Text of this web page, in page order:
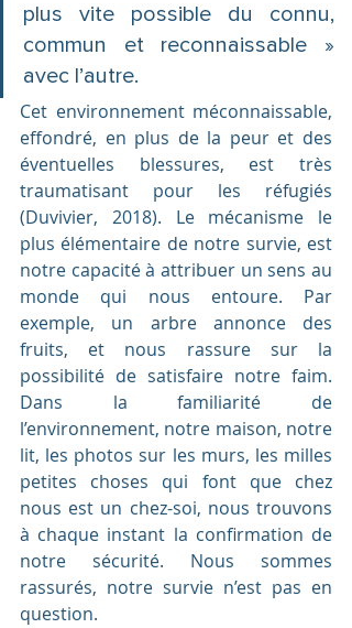
plus vite possible du connu,
commun et reconnaissable »
avec l’autre.
Cet environnement méconnaissable,
effondré, en plus de la peur et des
éventuelles blessures, est très
traumatisant pour les réfugiés
(Duvivier, 2018). Le mécanisme le
plus élémentaire de notre survie, est
notre capacité à attribuer un sens au
monde qui nous entoure. Par
exemple, un arbre annonce des
fruits, et nous rassure sur la
possibilité de satisfaire notre faim.
Dans la familiarité de
l’environnement, notre maison, notre
lit, les photos sur les murs, les milles
petites choses qui font que chez
nous est un chez-soi, nous trouvons
à chaque instant la confirmation de
notre sécurité. Nous sommes
rassurés, notre survie n’est pas en
question.